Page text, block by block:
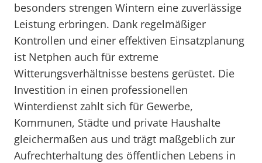
besonders strengen Wintern eine zuverlässige
Leistung erbringen. Dank regelmäßiger
Kontrollen und einer effektiven Einsatzplanung
ist Netphen auch für extreme
Witterungsverhältnisse bestens gerüstet. Die
Investition in einen professionellen
Winterdienst zahlt sich für Gewerbe,
Kommunen, Städte und private Haushalte
gleichermaßen aus und trägt maßgeblich zur
Aufrechterhaltung des öffentlichen Lebens in